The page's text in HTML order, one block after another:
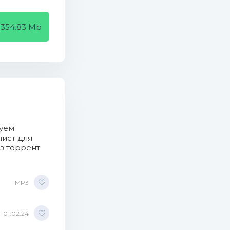
354.83 Mb
для
торрент
MP3
01:02:24